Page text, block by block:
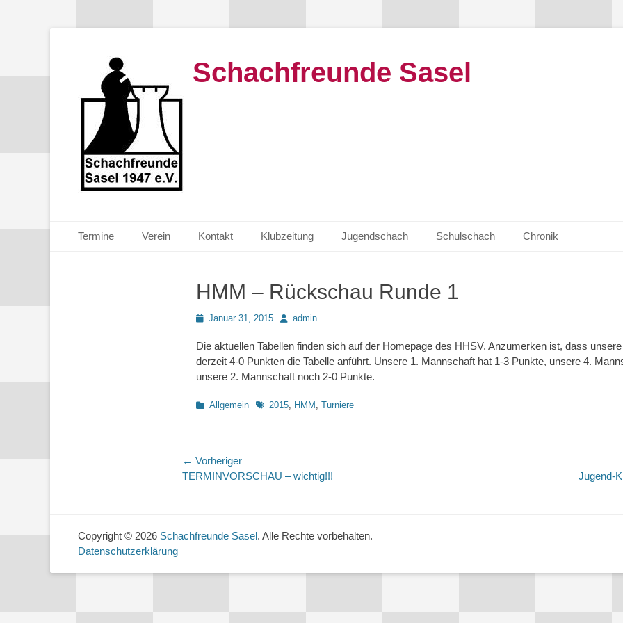
Schachfreunde Sasel
Primäres Menü
Inhalt
Termine Verein Kontakt Klubzeitung Jugendschach Schulschach Chronik
HMM – Rückschau Runde 1
PostedJanuar 31, 2015 Autoradmin
Die aktuellen Tabellen finden sich auf der Homepage des HHSV. Anzumerken ist, dass
derzeit 4-0 Punkten die Tabelle anführt. Unsere 1. Mannschaft hat 1-3 Punkte, unsere 4.
unsere 2. Mannschaft noch 2-0 Punkte.
Kategorien
Allgemein Schlagworte
2015, HMM , Turniere
Beitragsnavigation
← Vorheriger
Vorheriger
TERMINVORSCHAU – wichtig!!! Jugend-
Copyright © 2026 Schachfreunde Sasel. Alle Rechte vorbehalten.
Datenschutzerklärung